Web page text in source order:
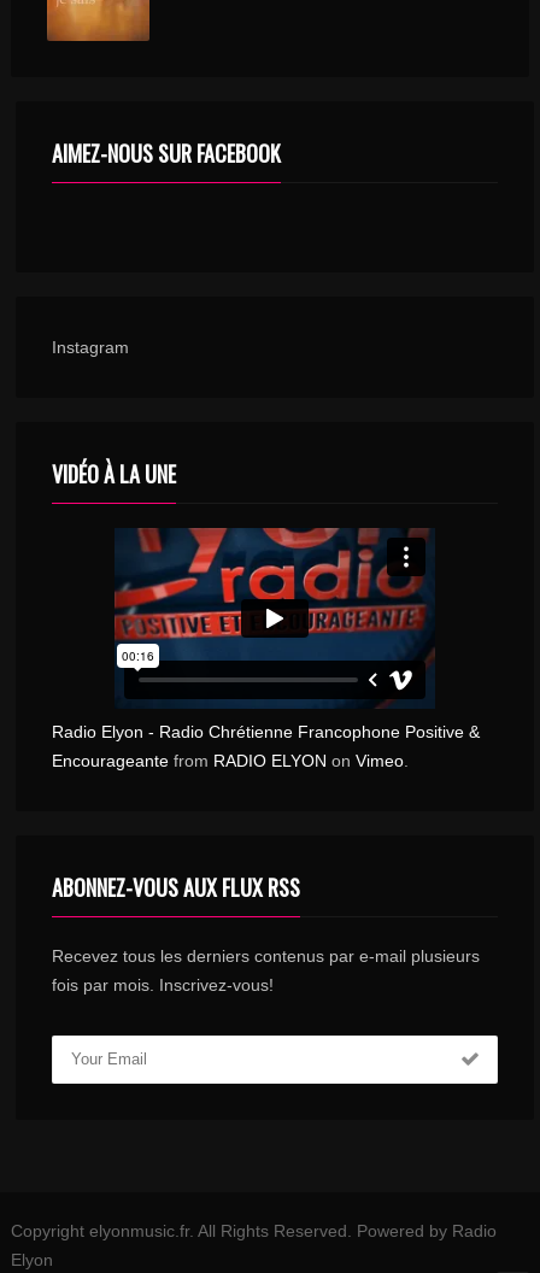
AIMEZ-NOUS SUR FACEBOOK
Instagram
VIDÉO À LA UNE
Radio Elyon - Radio Chrétienne Francophone Positive &
Encourageante from RADIO ELYON onVimeo
ABONNEZ-VOUS AUX FLUX RSS
Recevez tous les derniers contenus par e-mail plusieurs
fois par mois. Inscrivez-vous!
Copyright elyonmusic.fr. All Rights Reserved. Powered by Radio
Elyon